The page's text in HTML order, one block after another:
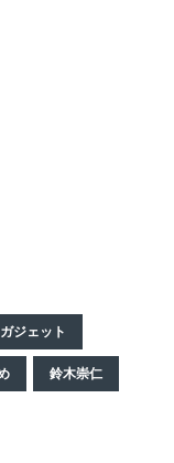
ガジェット
鈴木崇仁